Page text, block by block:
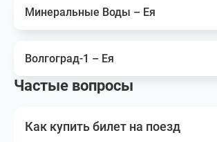
Минеральные Воды – Ея
Волгоград-1 – Ея
Частые вопросы
Как купить билет на поезд